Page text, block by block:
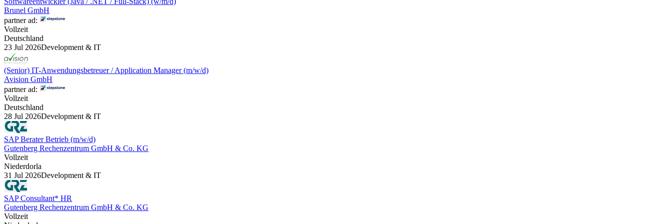
Brunel GmbH
partner ad:
Vollzeit
Deutschland
23 Jul 2026Development & IT
(Senior) IT-Anwendungsbetreuer / Application Manager (m/w/d)
Avision GmbH
partner ad:
Vollzeit
Deutschland
28 Jul 2026Development & IT
SAP Berater Betrieb (m/w/d)
Gutenberg Rechenzentrum GmbH & Co. KG
Vollzeit
Niederdorla
31 Jul 2026Development & IT
SAP Consultant* HR
Gutenberg Rechenzentrum GmbH & Co. KG
Vollzeit